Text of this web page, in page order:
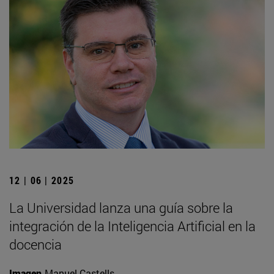
12 | 06 | 2025
La Universidad lanza una guía sobre la
integración de la Inteligencia Artificial en la
docencia